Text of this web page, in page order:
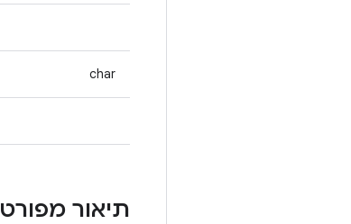
char
תיאור מפורט